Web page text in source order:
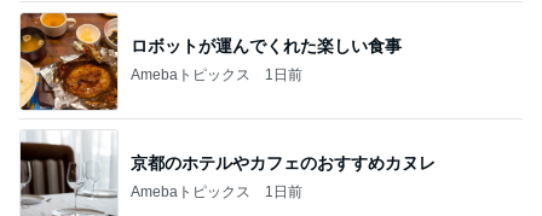
ロボットが運んでくれた楽しい食事
Amebaトピックス 1日前
京都のホテルやカフェのおすすめカヌレ
Amebaトピックス 1日前